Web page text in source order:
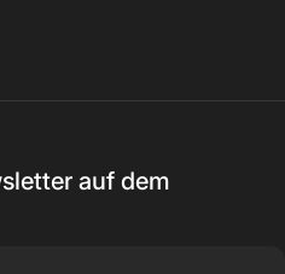
auf dem